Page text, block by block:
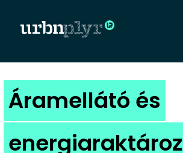
CÍMLAP
DIZÁJN
Áramellátó és